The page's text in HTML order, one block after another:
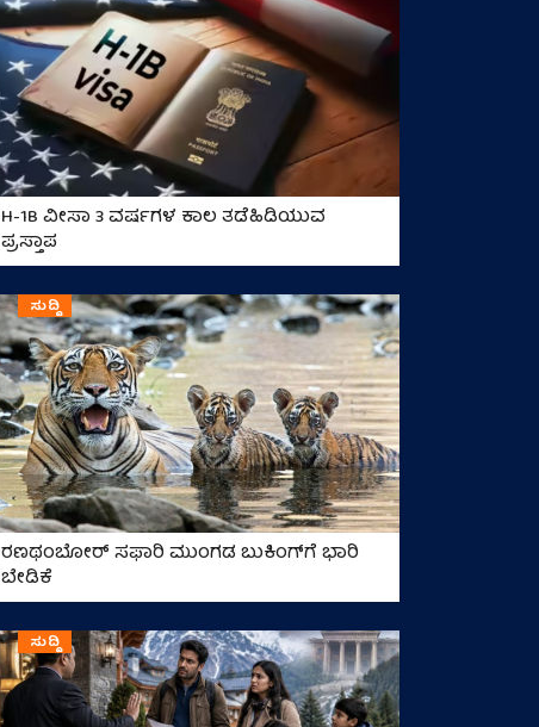
H-1B ವೀಸಾ 3 ವರ್ಷಗಳ ಕಾಲ ತಡೆಹಿಡಿಯುವ
ಪ್ರಸ್ತಾಪ
ಸುದ್ದಿ
ರಣಥಂಬೋರ್ ಸಫಾರಿ ಮುಂಗಡ ಬುಕಿಂಗ್‌ಗೆ ಭಾರಿ
ಬೇಡಿಕೆ
ಸುದ್ದಿ